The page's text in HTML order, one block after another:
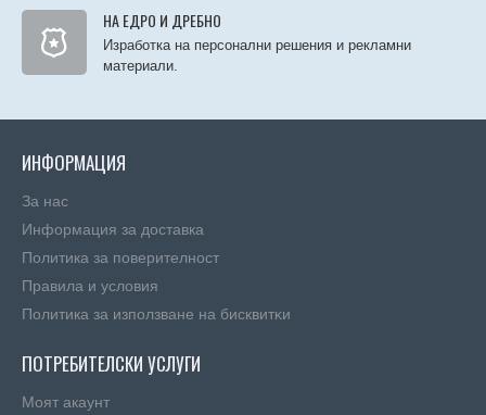
НА ЕДРО И ДРЕБНО
Изработка на персонални решения и рекламни
материали.
ИНФОРМАЦИЯ
За нас
Информация за доставка
Политика за поверителност
Правила и условия
Πoлитика зa изпoлзвaнe нa бисквитĸи
ПОТРЕБИТЕЛСКИ УСЛУГИ
Моят акаунт